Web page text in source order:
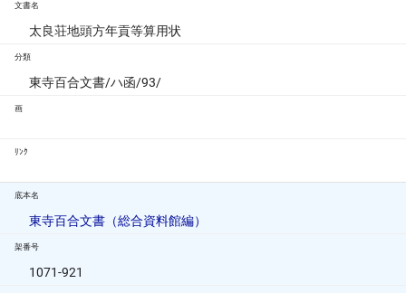
文書名
太良荘地頭方年貢等算用状
分類
東寺百合文書/ハ函/93/
画
ﾘﾝｸ
底本名
東寺百合文書（総合資料館編）
架番号
1071-921